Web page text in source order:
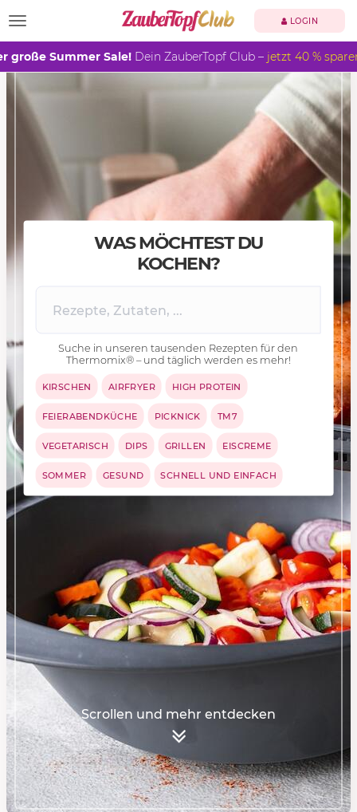
TOGGLE NAVIGATION LOGIN
große Summer Sale! Dein ZauberTopf Club – jetzt 40 %
WAS MÖCHTEST DU
KOCHEN?
Suche in unseren tausenden Rezepten für den
Thermomix® – und täglich werden es mehr!
KIRSCHEN AIRFRYER HIGH PROTEIN
FEIERABENDKÜCHE PICKNICK TM7
VEGETARISCH DIPS GRILLEN EISCREME
SOMMER GESUND SCHNELL UND EINFACH
Scrollen und mehr entdecken